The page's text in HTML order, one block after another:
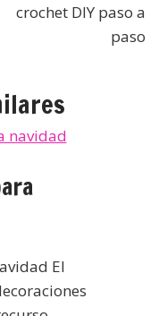
crochet DIY paso a
paso
El